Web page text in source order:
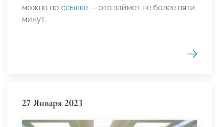
можно по ссылке — это займет не более пяти
минут.
27 Января 2023